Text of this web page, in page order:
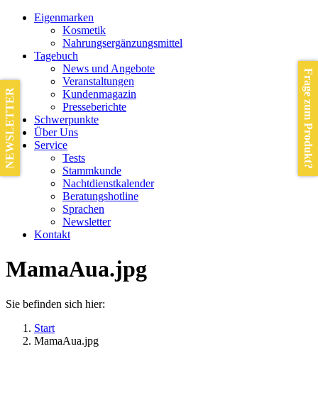
Eigenmarken
Kosmetik
Nahrungsergänzungsmittel
Tagebuch
News und Angebote
Veranstaltungen
Kundenmagazin
Presseberichte
Schwerpunkte
Über Uns
Service
Tests
Stammkunde
Nachtdienstkalender
Beratungshotline
Sprachen
Newsletter
Kontakt
MamaAua.jpg
Sie befinden sich hier:
Start
MamaAua.jpg
Frage zum Produkt?
NEWSLETTER